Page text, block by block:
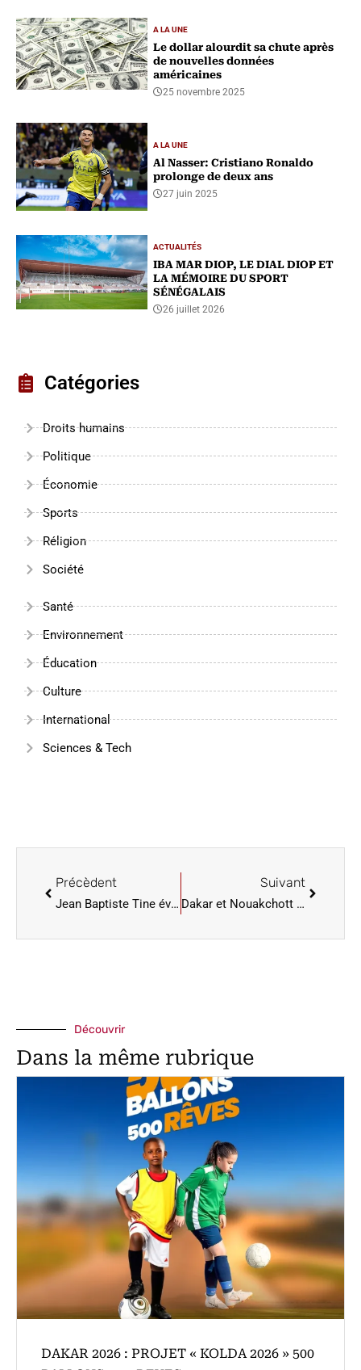
A LA UNE
Le dollar alourdit sa chute après
de nouvelles données
américaines
25 novembre 2025
A LA UNE
Al Nasser: Cristiano Ronaldo
prolonge de deux ans
27 juin 2025
ACTUALITÉS
IBA MAR DIOP, LE DIAL DIOP ET
LA MÉMOIRE DU SPORT
SÉNÉGALAIS
26 juillet 2026
Catégories
Droits humains
Politique
Économie
Sports
Réligion
Société
Santé
Environnement
Éducation
Culture
International
Sciences & Tech
Précèdent
Jean Baptiste Tine évoque la ”place singulière” du diocèse de Saint-Louis
Suivant
Dakar et Nouakchott actent la levée des restrictions sur la libre circulation des personnes et des biens
Découvrir
Dans la même rubrique
DAKAR 2026 : PROJET « KOLDA 2026 » 500